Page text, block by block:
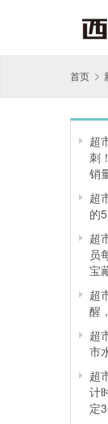
首页
超
刺
销
超
的
超
员
宝
超
醒
超
市
超
计
定